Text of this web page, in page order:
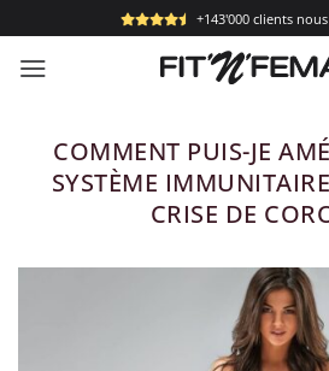
au
contenu
+143'000 clients
COMMENT PUIS-JE
SYSTÈME
CRISE DE